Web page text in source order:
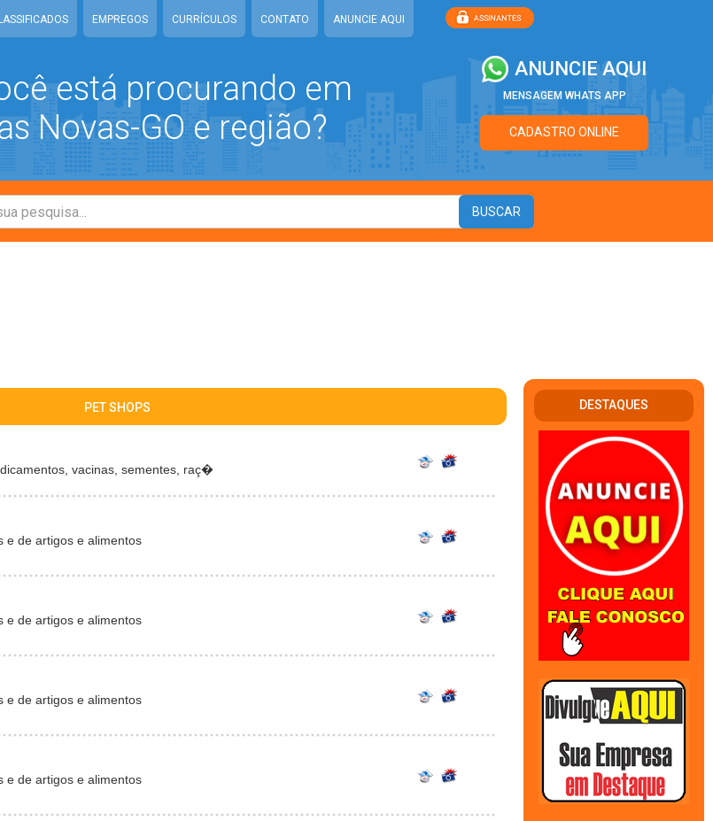
EMPREGOS CURRÍCULOS CONTATO ANUNCIE AQUI
está procurando em
Novas-GO e região?
ANUNCIE AQUI
MENSAGEM WHATS APP
CADASTRO ONLINE
PET SHOPS
vacinas, sementes, raç�
e de artigos e alimentos
e de artigos e alimentos
e de artigos e alimentos
e de artigos e alimentos
DESTAQUES